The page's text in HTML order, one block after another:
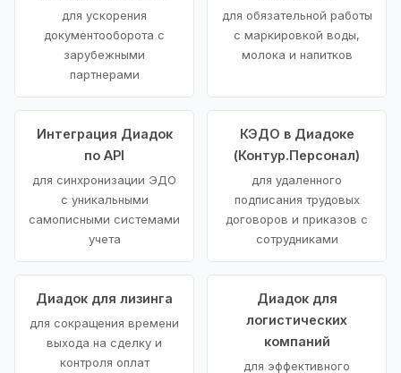
для ускорения
документооборота с
зарубежными
партнерами
для обязательной работы
с маркировкой воды,
молока и напитков
Интеграция Диадок
по API
для синхронизации ЭДО
с уникальными
самописными системами
учета
КЭДО в Диадоке
(Контур.Персонал)
для удаленного
подписания трудовых
договоров и приказов с
сотрудниками
Диадок для лизинга
для сокращения времени
выхода на сделку и
контроля оплат
Диадок для
логистических
компаний
для эффективного